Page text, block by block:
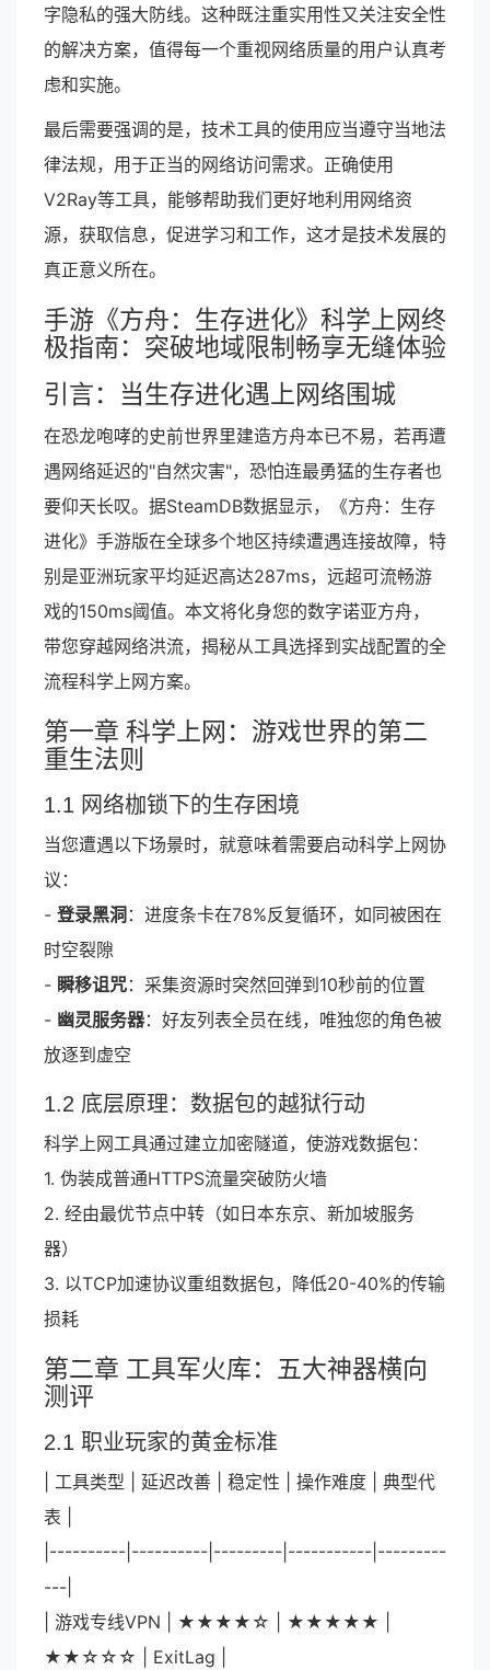
字隐私的强大防线。这种既注重实用性又关注安全性
的解决方案，值得每一个重视网络质量的用户认真考
虑和实施。
最后需要强调的是，技术工具的使用应当遵守当地法
律法规，用于正当的网络访问需求。正确使用
V2Ray等工具，能够帮助我们更好地利用网络资
源，获取信息，促进学习和工作，这才是技术发展的
真正意义所在。
手游《方舟：生存进化》科学上网终
极指南：突破地域限制畅享无缝体验
引言：当生存进化遇上网络围城
在恐龙咆哮的史前世界里建造方舟本已不易，若再遭
遇网络延迟的"自然灾害"，恐怕连最勇猛的生存者也
要仰天长叹。据SteamDB数据显示，《方舟：生存
进化》手游版在全球多个地区持续遭遇连接故障，特
别是亚洲玩家平均延迟高达287ms，远超可流畅游
戏的150ms阈值。本文将化身您的数字诺亚方舟，
带您穿越网络洪流，揭秘从工具选择到实战配置的全
流程科学上网方案。
第一章 科学上网：游戏世界的第二
重生法则
1.1 网络枷锁下的生存困境
当您遭遇以下场景时，就意味着需要启动科学上网协
议：
- 登录黑洞 ：进度条卡在78%反复循环，如同被困在
时空裂隙
- 瞬移诅咒：采集资源时突然回弹到10秒前的位置
- 幽灵服务器：好友列表全员在线，唯独您的角色被
放逐到虚空
1.2 底层原理：数据包的越狱行动
科学上网工具通过建立加密隧道，使游戏数据包：
1. 伪装成普通HTTPS流量突破防火墙
2. 经由最优节点中转（如日本东京、新加坡服务
器）
3. 以TCP加速协议重组数据包，降低20-40%的传输
损耗
第二章 工具军火库：五大神器横向
测评
2.1 职业玩家的黄金标准
| 工具类型 | 延迟改善 | 稳定性 | 操作难度 | 典型代
表 |
|----------|----------|---------|-----------|---------
---|
| 游戏专线VPN | ★★★★☆ | ★★★★★ |
★★☆☆☆ | ExitLag |